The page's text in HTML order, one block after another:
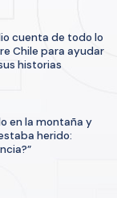
cuenta de todo lo
Chile para ayudar
historias
en la montaña y
herido: